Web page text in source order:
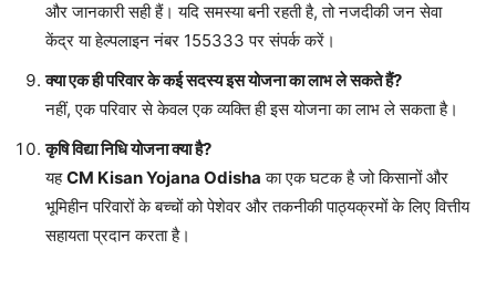
और जानकारी सही हैं। यदि समस्या बनी रहती है, तो नजदीकी जन सेवा
केंद्र या हेल्पलाइन नंबर 155333 पर संपर्क करें।
क्या एक ही परिवार के कई सदस्य इस योजना का लाभ ले सकते हैं?
नहीं, एक परिवार से केवल एक व्यक्ति ही इस योजना का लाभ ले सकता है।
कृषि विद्या निधि योजना क्या है?
यहCM Kisan Yojana Odisha का एक घटक है जो किसानों और
भूमिहीन परिवारों के बच्चों को पेशेवर और तकनीकी पाठ्यक्रमों के लिए वित्तीय
सहायता प्रदान करता है।